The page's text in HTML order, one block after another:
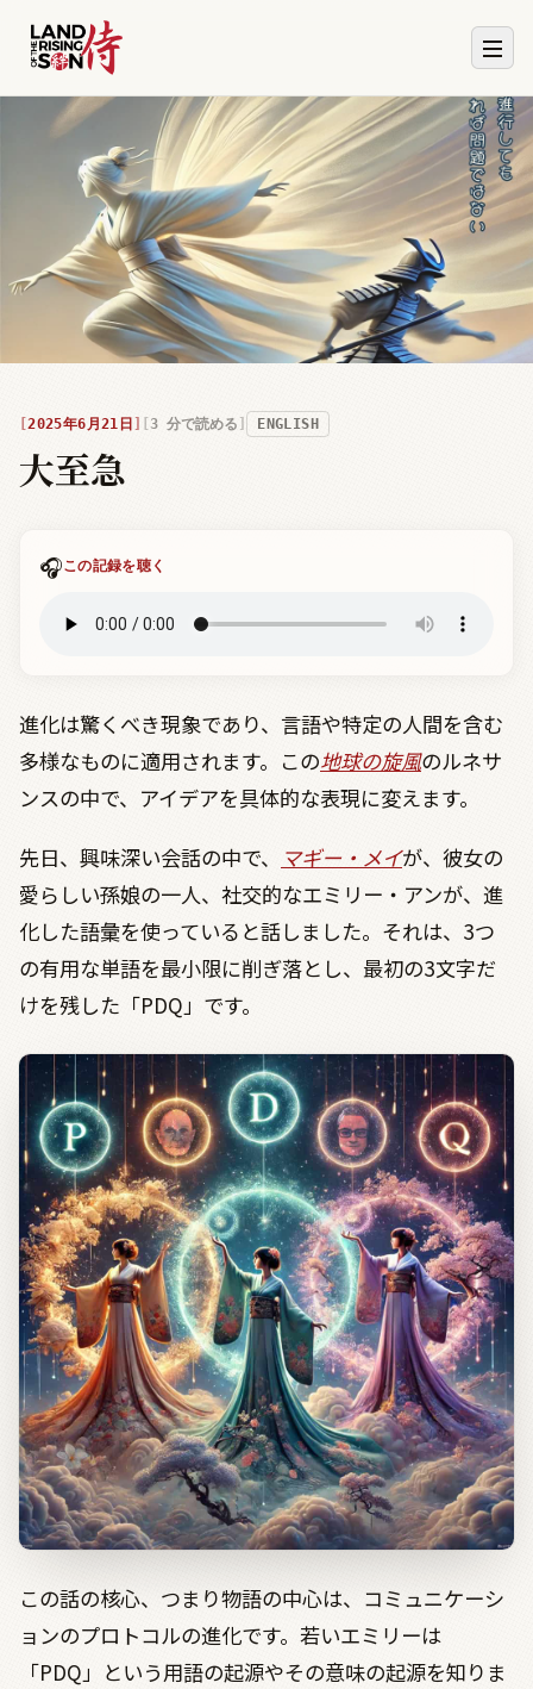
2025年6月21日 3 分で読める ENGLISH
大至急
🎧この記録を聴く
進化は驚くべき現象であり、言語や特定の人間を含む
多様なものに適用されます。この地球の旋風のルネサ
ンスの中で、アイデアを具体的な表現に変えます。
先日、興味深い会話の中で、 マギー・メイが、彼女の
愛らしい孫娘の一人、社交的なエミリー・アンが、進
化した語彙を使っていると話しました。それは、 3つ
の有用な単語を最小限に削ぎ落とし、最初の3文字だ
けを残した「PDQ」です。
この話の核心、つまり物語の中心は、コミュニケーシ
ョンのプロトコルの進化です。若いエミリーは
「PDQ」という用語の起源やその意味の起源を知りま